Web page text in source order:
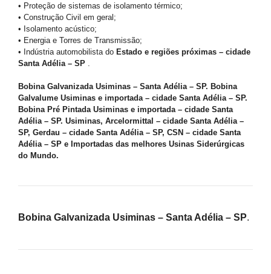
• Proteção de sistemas de isolamento térmico;
• Construção Civil em geral;
• Isolamento acústico;
• Energia e Torres de Transmissão;
• Indústria automobilista do Estado e regiões próximas – cidade
Santa Adélia – SP
Bobina Galvanizada Usiminas – Santa Adélia – SP. Bobina
Galvalume Usiminas e importada – cidade Santa Adélia – SP.
Bobina Pré Pintada Usiminas e importada – cidade Santa
Adélia – SP. Usiminas, Arcelormittal – cidade Santa Adélia –
SP, Gerdau – cidade Santa Adélia – SP, CSN – cidade Santa
Adélia – SP e Importadas das melhores Usinas Siderúrgicas
do Mundo.
Bobina Galvanizada Usiminas – Santa Adélia – SP.